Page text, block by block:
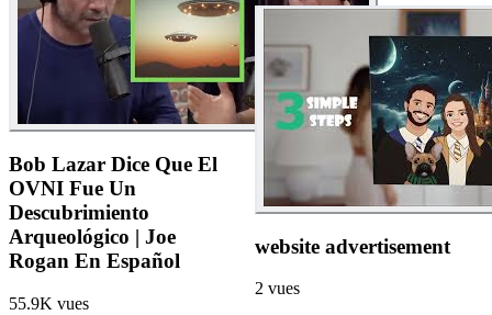
Bob Lazar Dice Que El
OVNI Fue Un
Descubrimiento
Arqueológico | Joe
Rogan En Español
55.9K vues
website advertisement
2 vues